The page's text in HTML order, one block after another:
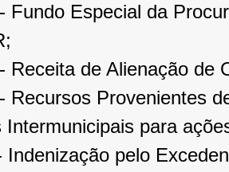
Fundo Especial da
Receita de Alienação de
Recursos Provenientes
Intermunicipais para
Indenização pelo